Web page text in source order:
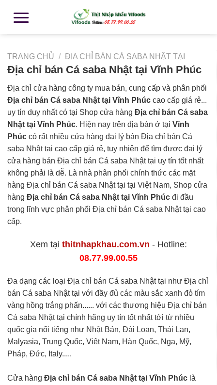
TRANG CHỦ / ĐỊA CHỈ BÁN CÁ SABA NHẬT TẠI
Địa chỉ bán Cá saba Nhật tại Vĩnh Phúc
Địa chỉ cửa hàng công ty mua bán, cung cấp và phân phối
Địa chỉ bán Cá saba Nhật tại Vĩnh Phúc cao cấp giá rẻ...
uy tín duy nhất có tại Shop cửa hàng Địa chỉ bán Cá saba
Nhật tại Vĩnh Phúc. Hiện nay trên địa bàn ở tại Vĩnh
Phúc có rất nhiều cửa hàng đại lý bán Địa chỉ bán Cá
saba Nhật tại cao cấp giá rẻ, tuy nhiên để tìm được đại lý
cửa hàng bán Địa chỉ bán Cá saba Nhật tại uy tín tốt nhất
không phải là dễ. Là nhà phân phối chính thức các mặt
hàng Địa chỉ bán Cá saba Nhật tại tại Việt Nam, Shop cửa
hàng Địa chỉ bán Cá saba Nhật tại Vĩnh Phúc đi đầu
trong lĩnh vực phân phối Địa chỉ bán Cá saba Nhật tại cao
cấp.
Xem tại thitnhapkhau.com.vn - Hotline:
08.77.99.00.55
Đa dạng các loại Địa chỉ bán Cá saba Nhật tại như Địa chỉ
bán Cá saba Nhật tại với đầy đủ các màu sắc xanh đỏ tím
vàng hồng trắng phấn...... với các thương hiệu Địa chỉ bán
Cá saba Nhật tại chính hãng uy tín tốt nhất tới từ nhiều
quốc gia nổi tiếng như Nhật Bản, Đài Loan, Thái Lan,
Malyasia, Trung Quốc, Việt Nam, Hàn Quốc, Nga, Mỹ,
Pháp, Đức, Italy.....
Cửa hàng Địa chỉ bán Cá saba Nhật tại Vĩnh Phúc là